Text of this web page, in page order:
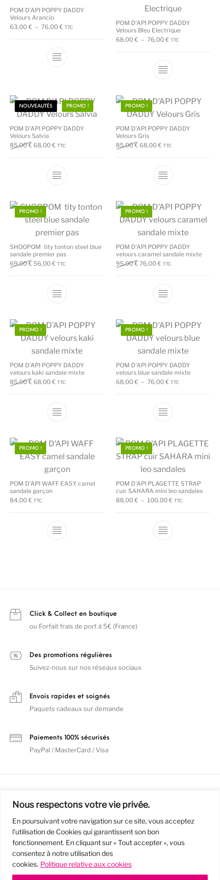
Nous respectons votre vie privée.
En poursuivant votre navigation sur ce site, vous acceptez
l'utilisation de Cookies qui garantissent son bon
fonctionnement. En cliquant sur « Tout accepter », vous
consentez à notre utilisation des
cookies. Politique relative aux cookies
POM D’API POPPY DADDY
Velours Arancio
63,00 € – 76,00 €Plage de prix : 63,00 € à 76,00 €
TTC
Ce produit a plusieurs variations. Les
POM D’API POPPY DADDY
Velours Bleu Electrique
68,00 € – 76,00 €Plage de prix :
TTC
Ce produit a
NOUVEAUTÉS PROMO !
POM D’API POPPY DADDY
Velours Salvia
85,00€ Le prix initial était : 85,00 €.
68,00 €Le prix actuel est : 68,00 €.
TTC
Ce produit a plusieurs variations. Les
PROMO !
POM D’API POPPY DADDY
Velours Gris
85,00€ Le prix initial était : 85,00 €.
68,00 €Le prix actuel est :
TTC
Ce produit a
PROMO !
SHOOPOM tity tonton steel blue
sandale premier pas
69,00€ Le prix initial était : 69,00 €.
56,00 €Le prix actuel est : 56,00 €.
TTC
Ce produit a plusieurs variations. Les
PROMO !
POM D’API POPPY DADDY
velours caramel sandale mixte
95,00€ Le prix initial était : 95,00 €.
76,00 €Le prix actuel est :
TTC
Ce produit a
PROMO !
POM D’API POPPY DADDY
velours kaki sandale mixte
85,00€ Le prix initial était : 85,00 €.
68,00 €Le prix actuel est : 68,00 €.
TTC
Ce produit a plusieurs variations. Les
PROMO !
POM D’API POPPY DADDY
velours blue sandale mixte
68,00 € – 76,00 €Plage de prix :
TTC
Ce produit a
PROMO !
POM D’API WAFF EASY camel
sandale garçon
84,00 € TTC
Ce produit a plusieurs variations. Les
PROMO !
POM D’API PLAGETTE STRAP
cuir SAHARA mini leo sandales
88,00 € – 100,00 €Plage de prix :
TTC
Ce produit a
Click & Collect en boutique
ou Forfait frais de port à 5€ (France)
Des promotions régulières
Suivez-nous sur nos réseaux sociaux
Envois rapides et soignés
Paquets cadeaux sur demande
Paiements 100% sécurisés
PayPal / MasterCard / Visa
Mentions Légales
Politique de confidentialité / RGPD
Conditions Générales de Vente
© 2019 - Cousins & Cousines